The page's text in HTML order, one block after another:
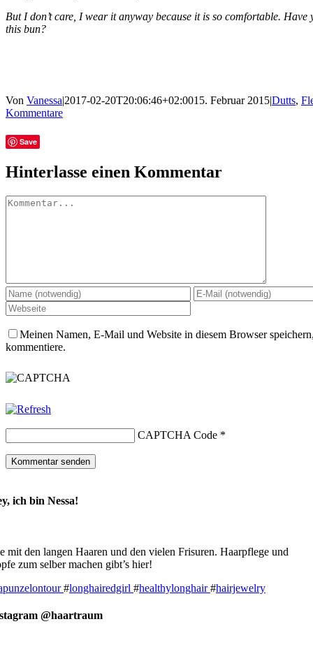
But I don’t care, I wear it anyway because it is so comfortable. Have
this bun?
Von Vanessa|2017-02-20T20:06:46+02:0015. Februar 2015|Dutts,
Kommentare
Facebook
Twitter
Tumblr
Save E-
Mail
Hinterlasse einen Kommentar
Kommentar
Meinen Namen, E-Mail und Website in diesem Browser
kommentiere.
CAPTCHA Code *
ich bin Nessa!
mit den langen Haaren und den vielen Frisuren. Haarpflege und
zum selber machen gibt’s hier!
#longhairedgirl #healthylonghair#hairjewelry
@haartraum